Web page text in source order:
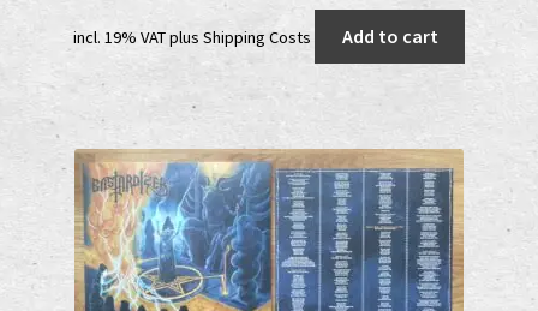
was:
price
is:
incl. 19% VATplus Shipping Costs Add to cart